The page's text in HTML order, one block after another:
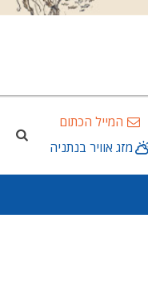
המייל הכתום
מזג אוויר בנתניה